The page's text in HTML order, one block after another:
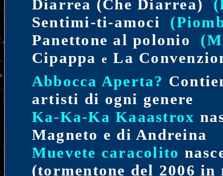
Diarrea (Che Diarrea)
Sentimi-ti-amoci
Panettone al polonio
Cipappa e La
Abbocca Aperta?
artisti di ogni genere
Ka-Ka-Ka Kaaastrox
Magneto e di Andreina
Muevete caracolito
(tormentone del 2006 in